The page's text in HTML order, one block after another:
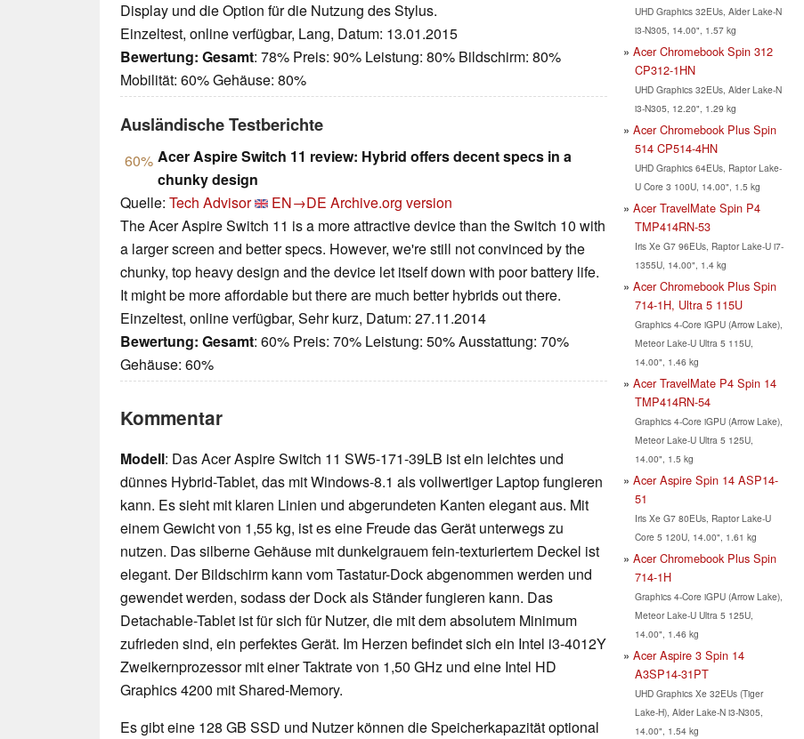
Display und die Option für die Nutzung des Stylus.
Einzeltest, online verfügbar, Lang, Datum: 13.01.2015
Bewertung: Gesamt: 78% Preis: 90% Leistung: 80% Bildschirm: 80%
Mobilität: 60% Gehäuse: 80%
Ausländische Testberichte
60% Acer Aspire Switch 11 review: Hybrid offers decent specs in a
chunky design
Quelle: Tech Advisor EN→DE Archive.org version
The Acer Aspire Switch 11 is a more attractive device than the Switch 10 with
a larger screen and better specs. However, we're still not convinced by the
chunky, top heavy design and the device let itself down with poor battery life.
It might be more affordable but there are much better hybrids out there.
Einzeltest, online verfügbar, Sehr kurz, Datum: 27.11.2014
Bewertung: Gesamt: 60% Preis: 70% Leistung: 50% Ausstattung: 70%
Gehäuse: 60%
Kommentar
Modell: Das Acer Aspire Switch 11 SW5-171-39LB ist ein leichtes und
dünnes Hybrid-Tablet, das mit Windows-8.1 als vollwertiger Laptop fungieren
kann. Es sieht mit klaren Linien und abgerundeten Kanten elegant aus. Mit
einem Gewicht von 1,55 kg, ist es eine Freude das Gerät unterwegs zu
nutzen. Das silberne Gehäuse mit dunkelgrauem fein-texturiertem Deckel ist
elegant. Der Bildschirm kann vom Tastatur-Dock abgenommen werden und
gewendet werden, sodass der Dock als Ständer fungieren kann. Das
Detachable-Tablet ist für sich für Nutzer, die mit dem absolutem Minimum
zufrieden sind, ein perfektes Gerät. Im Herzen befindet sich ein Intel i3-4012Y
Zweikernprozessor mit einer Taktrate von 1,50 GHz und eine Intel HD
Graphics 4200 mit Shared-Memory.
Es gibt eine 128 GB SSD und Nutzer können die Speicherkapazität optional
UHD Graphics 32EUs, Alder Lake-N
i3-N305, 14.00", 1.57 kg
Acer Chromebook Spin 312
CP312-1HN
UHD Graphics 32EUs, Alder Lake-N
i3-N305, 12.20", 1.29 kg
Acer Chromebook Plus Spin
514 CP514-4HN
UHD Graphics 64EUs, Raptor Lake-
U Core 3 100U, 14.00", 1.5 kg
Acer TravelMate Spin P4
TMP414RN-53
Iris Xe G7 96EUs, Raptor Lake-U i7-
1355U, 14.00", 1.4 kg
Acer Chromebook Plus Spin
714-1H, Ultra 5 115U
Graphics 4-Core iGPU (Arrow Lake),
Meteor Lake-U Ultra 5 115U,
14.00", 1.46 kg
Acer TravelMate P4 Spin 14
TMP414RN-54
Graphics 4-Core iGPU (Arrow Lake),
Meteor Lake-U Ultra 5 125U,
14.00", 1.5 kg
Acer Aspire Spin 14 ASP14-
51
Iris Xe G7 80EUs, Raptor Lake-U
Core 5 120U, 14.00", 1.61 kg
Acer Chromebook Plus Spin
714-1H
Graphics 4-Core iGPU (Arrow Lake),
Meteor Lake-U Ultra 5 125U,
14.00", 1.46 kg
Acer Aspire 3 Spin 14
A3SP14-31PT
UHD Graphics Xe 32EUs (Tiger
Lake-H), Alder Lake-N i3-N305,
14.00", 1.54 kg